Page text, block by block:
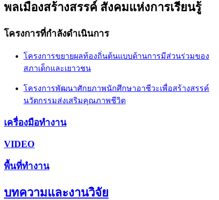
พลเมืองสร้างสรรค์ สังคมแห่งการเรียนรู้
โครงการที่กำลังดำเนินการ
โครงการขยายผลท้องถิ่นต้นแบบด้านการมีส่วนร่วมของ
สภาเด็กและเยาวชน
โครงการพัฒนาศักยภาพนักศึกษาอาชีวะเพื่อสร้างสรรค์
นวัตกรรมส่งเสริมคุณภาพชีวิต
เครื่องมือทำงาน
VIDEO
พื้นที่ทำงาน
บทความและงานวิจัย